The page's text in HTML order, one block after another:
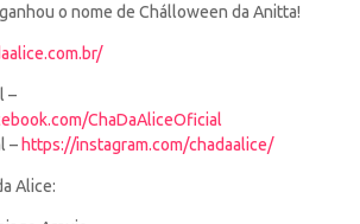
o nome de Chálloween da Anitta!
–
ChaDaAliceOficial
– https://instagram.com/chadaalice/
Alice: